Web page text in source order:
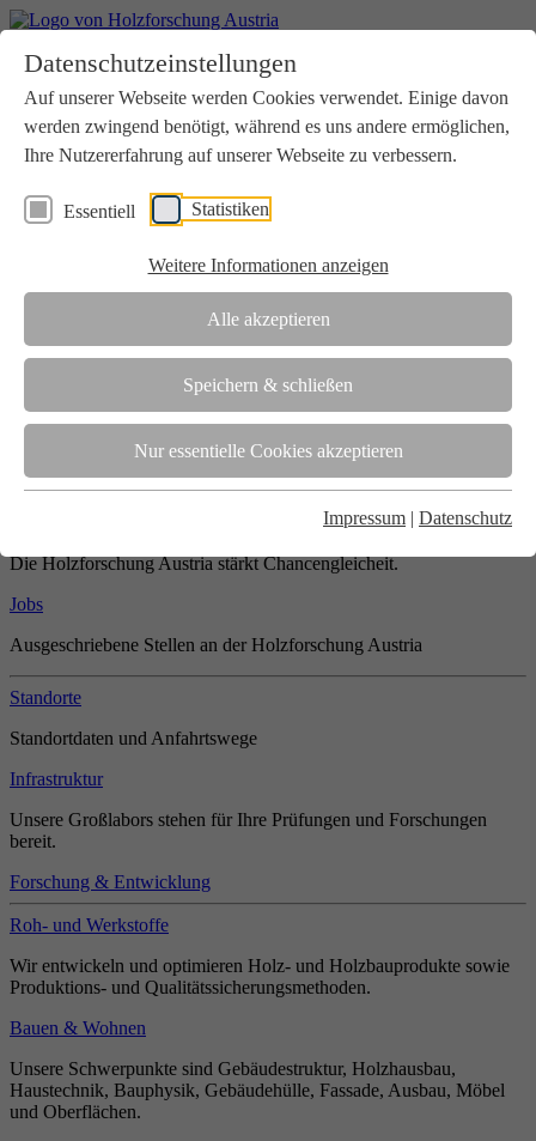
Datenschutzeinstellungen
Auf unserer Webseite werden Cookies verwendet. Einige davon
werden zwingend benötigt, während es uns andere ermöglichen,
Ihre Nutzererfahrung auf unserer Webseite zu verbessern.
Essentiell Statistiken
Weitere Informationen anzeigen
Alle akzeptieren
Speichern & schließen
Nur essentielle Cookies akzeptieren
Impressum | Datenschutz
Aktuelles
Downloads
Kontakt
Login
Verein
Wir unterstützen die Interessen der Holzbranche in enger
Zusammenarbeit mit Wissenschaft und Wirtschaft.
Die Holzforschung Austria ist akkreditierte Prüf-, Inspektions- und
Team
Unsere gesamte Kompetenz ist in unseren Mitarbeiter:innen
gebündelt
Die Holzforschung Austria stärkt Chancengleicheit.
Jobs
Ausgeschriebene Stellen an der Holzforschung Austria
Standorte
Standortdaten und Anfahrtswege
Infrastruktur
Unsere Großlabors stehen für Ihre Prüfungen und Forschungen
bereit.
Forschung & Entwicklung
Roh- und Werkstoffe
Wir entwickeln und optimieren Holz- und Holzbauprodukte sowie
Produktions- und Qualitätssicherungsmethoden.
Bauen & Wohnen
Unsere Schwerpunkte sind Gebäudestruktur, Holzhausbau,
Haustechnik, Bauphysik, Gebäudehülle, Fassade, Ausbau, Möbel
und Oberflächen.